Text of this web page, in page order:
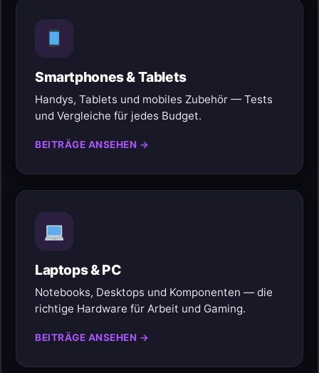
Smartphones & Tablets
Handys, Tablets und mobiles Zubehör — Tests
und Vergleiche für jedes Budget.
BEITRÄGE ANSEHEN →
Laptops & PC
Notebooks, Desktops und Komponenten — die
richtige Hardware für Arbeit und Gaming.
BEITRÄGE ANSEHEN →